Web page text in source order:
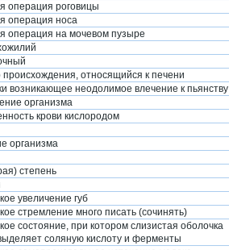
операция роговицы
операция носа
операция на мочевом пузыре
происхождения, относящийся к печени
возникающее неодолимое влечение к пьянству
организма
крови кислородом
организма
степень
увеличение губ
стремление много писать (сочинять)
состояние, при котором слизистая оболочка
соляную кислоту и ферменты